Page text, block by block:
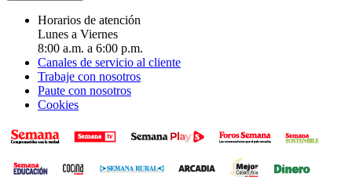
Horarios de atención
Lunes a Viernes
8:00 a.m. a 6:00 p.m.
Canales de servicio al cliente
Trabaje con nosotros
Paute con nosotros
Cookies